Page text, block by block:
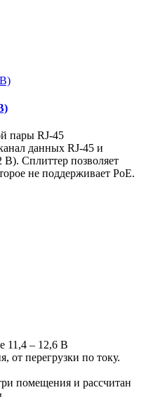
пары RJ-45
данных RJ-45 и
Сплиттер позволяет
не поддерживает PoE.
11,4 – 12,6 В
от перегрузки по току.
помещения и рассчитан